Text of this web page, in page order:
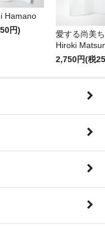
Hamano
円)
愛する尚美
Hiroki
2,750円(税